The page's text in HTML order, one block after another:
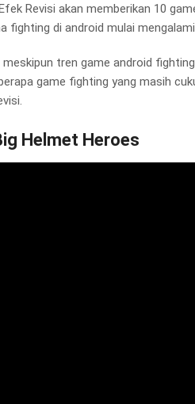
Revisi akan memberikan 10
fighting di android mulai
meskipun tren game android
game fighting yang masih
Helmet Heroes